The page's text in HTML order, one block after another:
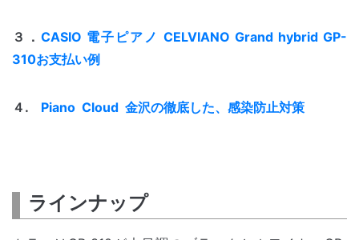
３． CASIO 電子ピアノ CELVIANO Grand hybrid GP-
310お支払い例
４. Piano Cloud 金沢の徹底した、感染防止対策
ラインナップ